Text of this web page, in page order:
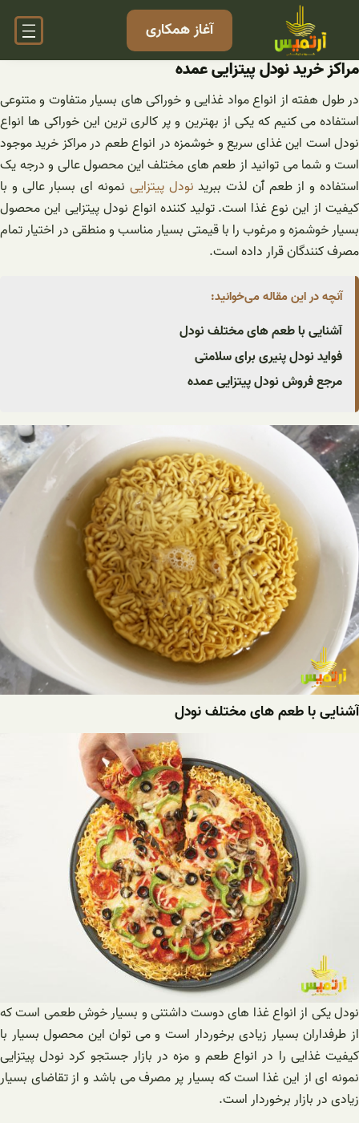
آغاز همکاری
مراکز خرید نودل پیتزایی عمده
در طول هفته از انواع مواد غذایی و خوراکی های بسیار متفاوت و متنوعی
استفاده می کنیم که یکی از بهترین و پر کالری ترین این خوراکی ها انواع
نودل است این غذای سریع و خوشمزه در انواع طعم در مراکز خرید موجود
است و شما می توانید از طعم های مختلف این محصول عالی و درجه یک
استفاده و از طعم ٱن لذت ببرید نودل پیتزایی نمونه ای بسبار عالی و با
کیفیت از این نوع غذا است. تولید کننده انواع نودل پیتزایی این محصول
بسیار خوشمزه و مرغوب را با قیمتی بسیار مناسب و منطقی در اختیار تمام
مصرف‌ کنندگان قرار داده است.
آنچه در این مقاله می‌خوانید:
آشنایی با طعم های مختلف نودل
فواید نودل پنیری برای سلامتی
مرجع فروش نودل پیتزایی عمده
آشنایی با طعم های مختلف نودل
نودل یکی از انواع غذا های دوست داشتنی و بسيار خوش طعمی است که
از طرفداران بسیار زیادی برخوردار است و می توان این محصول بسیار با
کیفیت غذایی را در انواع طعم و مزه در بازار جستجو کرد نودل پیتزایی
نمونه ای از این غذا است که بسیار پر مصرف می باشد و از تقاضای بسیار
زیادی در بازار برخوردار است.